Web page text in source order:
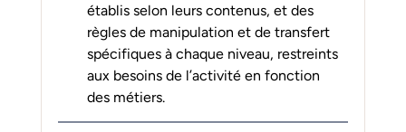
établis selon leurs contenus, et des
règles de manipulation et de transfert
spécifiques à chaque niveau, restreints
aux besoins de l’activité en fonction
des métiers.